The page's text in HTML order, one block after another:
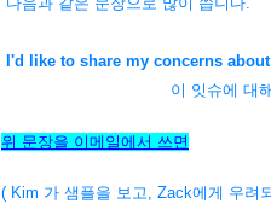
I'd like to share my concerns
이 잇슈에 대해서 제가 우
위 문장을 이메일에서 쓰면
( Kim 가 샘플을 보고, Zack에게 우려